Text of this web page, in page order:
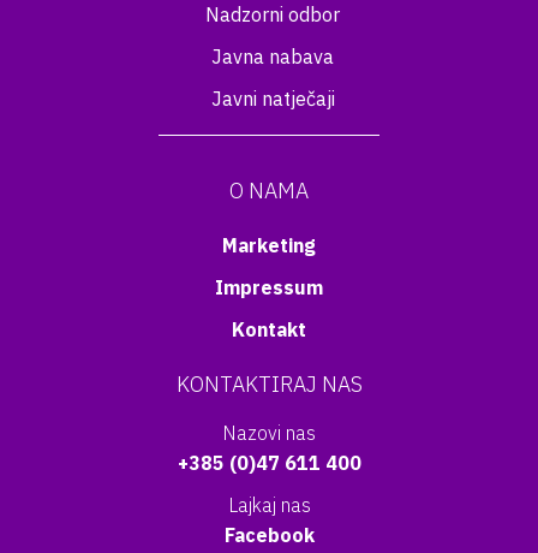
Nadzorni odbor
Javna nabava
Javni natječaji
O NAMA
Marketing
Impressum
Kontakt
KONTAKTIRAJ NAS
Nazovi nas
+385 (0)47 611 400
Lajkaj nas
Facebook